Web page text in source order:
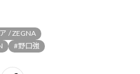
/ ZEGNA
#野口強